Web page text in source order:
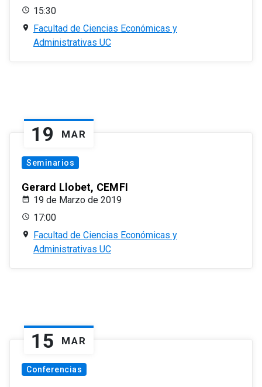
15:30
Facultad de Ciencias Económicas y
Administrativas UC
19 MAR
Seminarios
Gerard Llobet, CEMFI
19 de Marzo de 2019
17:00
Facultad de Ciencias Económicas y
Administrativas UC
15 MAR
Conferencias